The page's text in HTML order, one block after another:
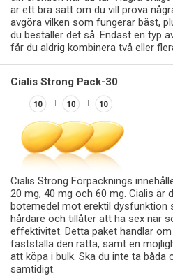
är ett bra sätt om du vill prova
avgöra vilken som fungerar bäst,
du beställer det så. Endast en typ
får du aldrig kombinera två eller
Cialis Strong Pack-30
Cialis Strong Förpacknings
20 mg, 40 mg och 60 mg. Cialis är
botemedel mot erektil dysfunktion
hårdare och tillåter att ha sex när
effektivitet. Detta paket handlar
fastställa den rätta, samt en
att köpa i bulk. Ska du inte ta båda
samtidigt.